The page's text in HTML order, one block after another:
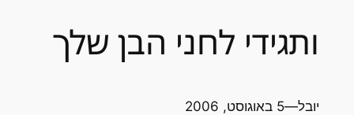
ותגידי לחני הבן שלך
יובל—5 באוגוסט, 2006